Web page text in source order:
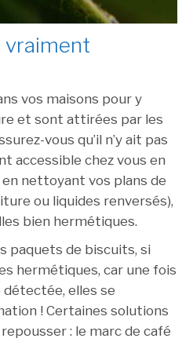
vraiment
vos maisons pour y
et sont attirées par les
vous qu’il n’y ait pas
accessible chez vous en
nettoyant vos plans de
ou liquides renversés),
bien hermétiques.
paquets de biscuits, si
hermétiques, car une fois
elles se
! Certaines solutions
: le marc de café